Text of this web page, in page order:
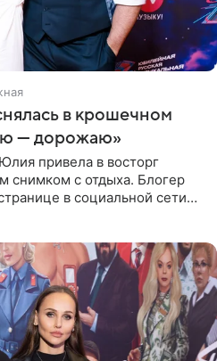
в крошечном
— дорожаю»
привела в восторг
снимком с отдыха. Блогер
в социальной сети